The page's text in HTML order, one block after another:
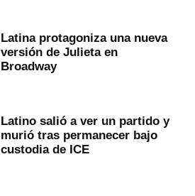
Latina protagoniza una nueva
versión de Julieta en
Broadway
Latino salió a ver un partido y
murió tras permanecer bajo
custodia de ICE